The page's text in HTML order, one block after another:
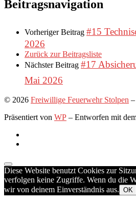
Beitragsnavigation
Vorheriger Beitrag #15
2026
Zurück zur Beitragsliste
Nächster Beitrag #17
Mai 2026
© 2026 Freiwillige Feuerwehr Stolpen
Präsentiert von WP – Entworfen mit
Diese Website benutzt Cookies zur
verfolgen keine Zugriffe. Wenn du die
wir von deinem Einverständnis aus. OK